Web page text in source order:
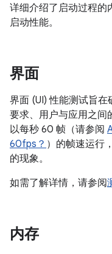
详细介绍了启动过程的
启动性能。
界面
界面 (UI) 性能测试旨
要求、用户与应用之间
以每秒 60 帧（请参阅
60fps？ ）的帧速运行
的现象。
如需了解详情，请参阅
内存